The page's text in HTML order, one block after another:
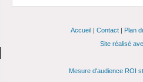
Accueil| Contact| Plan
Site réalisé
Mesure d'audience ROI